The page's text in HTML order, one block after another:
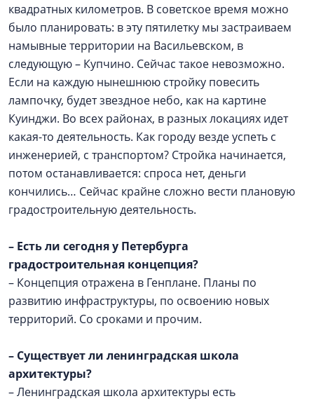
квадратных километров. В советское время можно
было планировать: в эту пятилетку мы застраиваем
намывные территории на Васильевском, в
следующую – Купчино. Сейчас такое невозможно.
Если на каждую нынешнюю стройку повесить
лампочку, будет звездное небо, как на картине
Куинджи. Во всех районах, в разных локациях идет
какая-то деятельность. Как городу везде успеть с
инженерией, с транспортом? Стройка начинается,
потом останавливается: спроса нет, деньги
кончились… Сейчас крайне сложно вести плановую
градостроительную деятельность.
– Есть ли сегодня у Петербурга
градостроительная концепция?
– Концепция отражена в Генплане. Планы по
развитию инфраструктуры, по освоению новых
территорий. Со сроками и прочим.
– Существует ли ленинградская школа
архитектуры?
– Ленинградская школа архитектуры есть